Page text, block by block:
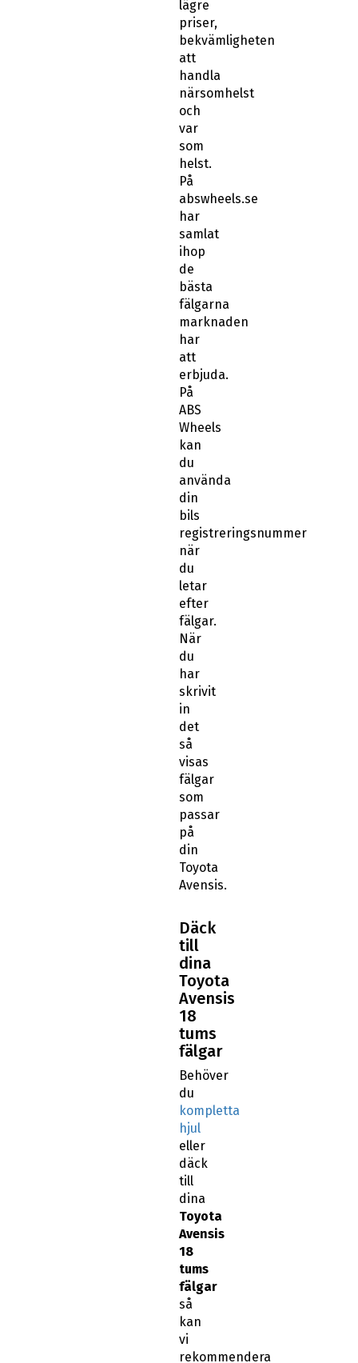
lägre
priser,
bekvämligheten
att
handla
närsomhelst
och
var
som
helst.
På
abswheels.se
har
samlat
ihop
de
bästa
fälgarna
marknaden
har
att
erbjuda.
På
ABS
Wheels
kan
du
använda
din
bils
registreringsnummer
när
du
letar
efter
fälgar.
När
du
har
skrivit
in
det
så
visas
fälgar
som
passar
på
din
Toyota
Avensis.
Däck
till
dina
Toyota
Avensis
18
tums
fälgar
Behöver
du
kompletta
hjul
eller
däck
till
dina
Toyota
Avensis
18
tums
fälgar
så
kan
vi
rekommendera